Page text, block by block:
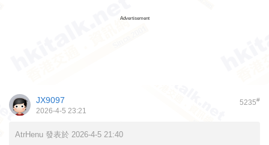
Advertisement
5235#
JX9097
2026-4-5 23:21
AtrHenu 發表於 2026-4-5 21:40